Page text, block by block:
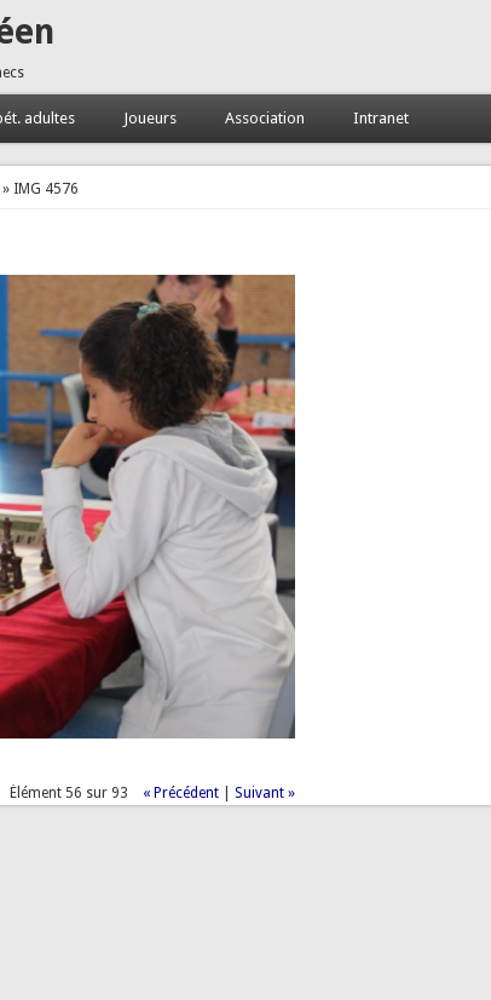
adultes Joueurs Association Intranet
» IMG 4576
Élément 56 sur 93 « Précédent| Suivant »